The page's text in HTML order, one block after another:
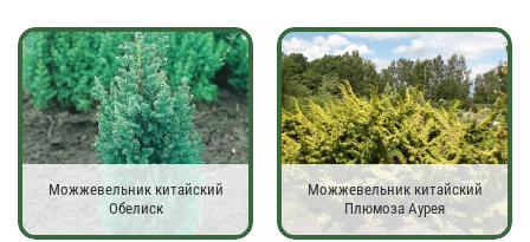
Можжевельник китайский
Обелиск
Можжевельник китайский
Плюмоза Аурея